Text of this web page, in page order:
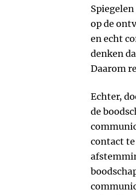
op de
en echt
denken
Daarom
Echter,
de
contact